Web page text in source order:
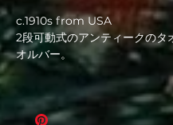
c.1910s from USA
2段可動式のアンティークのタ
オルバー。